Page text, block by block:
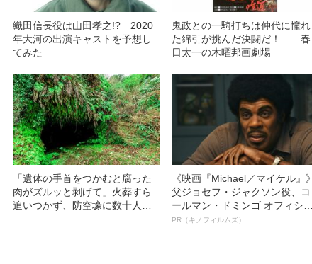
織田信長役は山田孝之!? 2020
年大河の出演キャストを予想し
てみた
鬼政との一騎打ちは仲代に憧れ
た綿引が挑んだ決闘だ！――春
日太一の木曜邦画劇場
「遺体の手首をつかむと腐った
肉がズルッと剥げて」火葬すら
追いつかず、防空壕に数十人
《映画『Michael／マイケル』》
父ジョセフ・ジャクソン役、コ
ールマン・ドミンゴ オフィシャ
ルインタビュー“観客を魅了した
PR（キノフィルムズ）